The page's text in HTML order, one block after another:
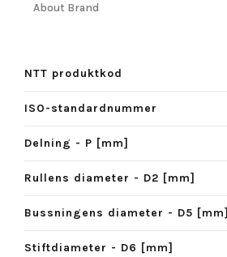
About Brand
NTT produktkod
ISO-standardnummer
Delning - P [mm]
Rullens diameter - D2 [mm]
Bussningens diameter - D5 [mm]
Stiftdiameter - D6 [mm]